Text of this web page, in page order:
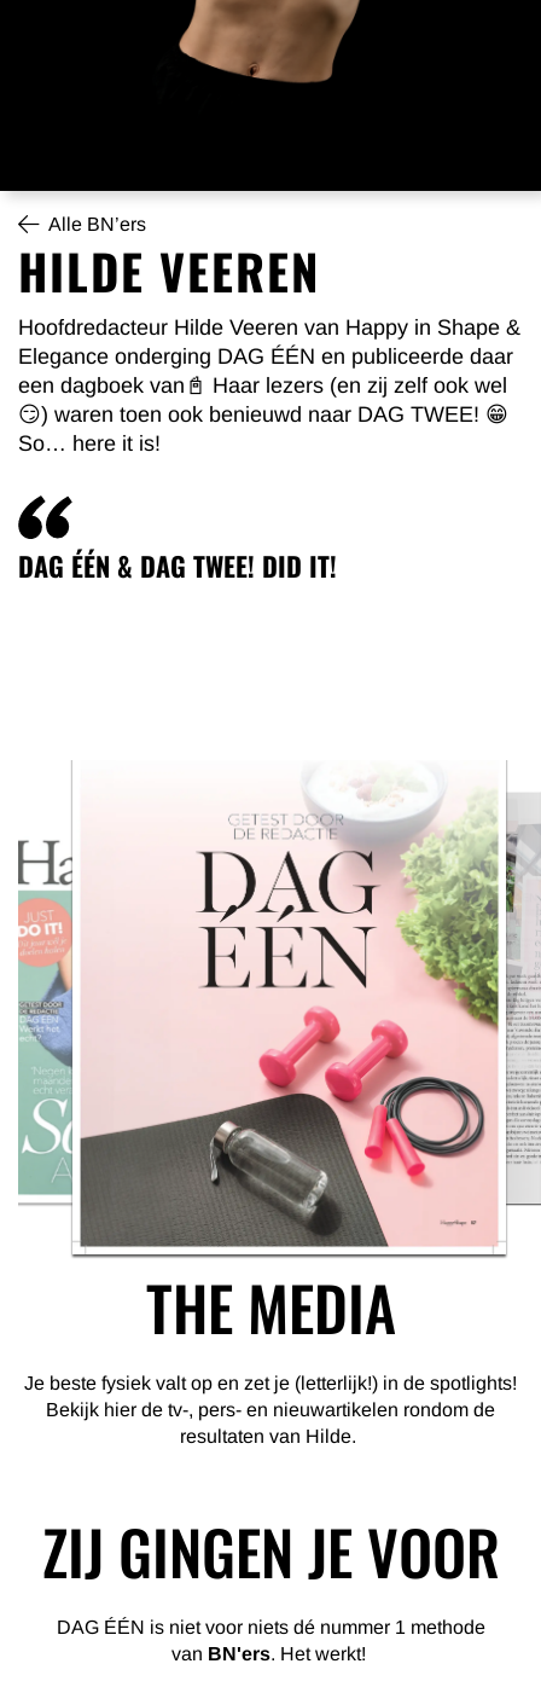
Alle BN’ers
HILDE VEEREN
Hoofdredacteur Hilde Veeren van Happy in Shape &
Elegance onderging DAG ÉÉN en publiceerde daar
een dagboek van📓 Haar lezers (en zij zelf ook wel
😏) waren toen ook benieuwd naar DAG TWEE! 😁
So… here it is!
DAG ÉÉN & DAG TWEE! DID IT!
THE MEDIA
Je beste fysiek valt op en zet je (letterlijk!) in de spotlights!
Bekijk hier de tv-, pers- en nieuwartikelen rondom de
resultaten van Hilde.
ZIJ GINGEN JE VOOR
DAG ÉÉN is niet voor niets dé nummer 1 methode
van BN'ers. Het werkt!